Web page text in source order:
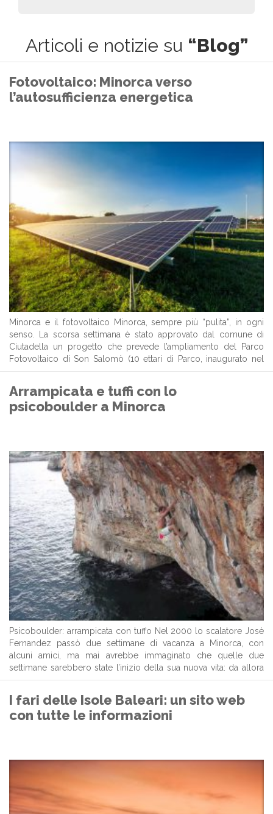
Articoli e notizie su “Blog”
Fotovoltaico: Minorca verso
l’autosufficienza energetica
Minorca e il fotovoltaico Minorca, sempre più “pulita”, in ogni
senso. La scorsa settimana è stato approvato dal comune di
Ciutadella un progetto che prevede l’ampliamento del Parco
Fotovoltaico di Son Salomò (10 ettari di Parco, inaugurato nel
2008), destinandone una parte alla produzione di energia
Arrampicata e tuffi con lo
psicoboulder a Minorca
Psicoboulder: arrampicata con tuffo Nel 2000 lo scalatore Josè
Fernandez passò due settimane di vacanza a Minorca, con
alcuni amici, ma mai avrebbe immaginato che quelle due
settimane sarebbero state l’inizio della sua nuova vita: da allora
ha lasciato il suo lavoro di impiegato nella capitale catalana, per
I fari delle Isole Baleari: un sito web
con tutte le informazioni